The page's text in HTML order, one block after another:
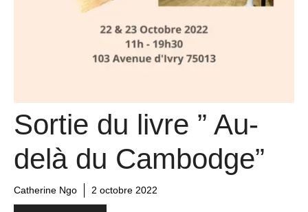
Sortie du livre ” Au-
delà du Cambodge”
Catherine Ngo 2 octobre 2022